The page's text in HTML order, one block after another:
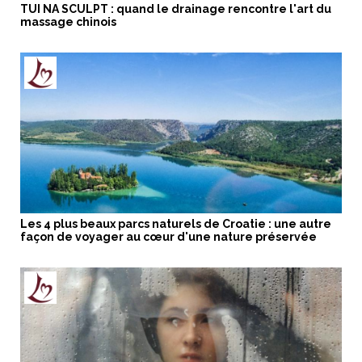
TUI NA SCULPT : quand le drainage rencontre l'art du
massage chinois
Les 4 plus beaux parcs naturels de Croatie : une autre
façon de voyager au cœur d'une nature préservée